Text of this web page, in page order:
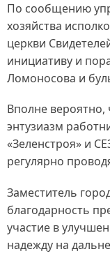
По сообщению
хозяйства
церкви
инициативу и
Ломоносова и
Вполне вероятно,
энтузиазм
«Зеленстроя» и
регулярно
Заместитель
благодарность
участие в
надежду на